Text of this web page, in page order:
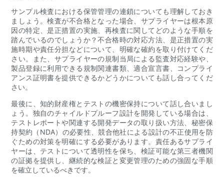
サンプル検査における保管管理の連鎖についても理解しておき
ましょう。検査が不合格となった場合、サプライヤーは根本原
因の特定、是正措置の実施、再検査に関してどのような手順を
踏んでいるのでしょうか？不合格時の対応方法、是正措置の実
施時期や責任分担などについて、明確な確約を取り付けてくだ
さい。また、サプライヤーの規制当局による監査対応経験や、
製品登録に利用できる規制関連書類、適合宣言書、コンプライ
アンス証明書を提供できるかどうかについても話し合ってくだ
さい。
最後に、知的財産権とテストの機密保持について話し合いまし
ょう。独自のチャイルドプルーフ設計を開発している場合は、
テストレポートや関連する開発データの取り扱い方法、秘密保
持契約（NDA）の必要性、競合他社による設計の不正使用を防
ぐための対策を明確にする必要があります。責任あるサプライ
ヤーは、テストについて透明性を保ち、検証可能な第三者機関
の証拠を提供し、継続的な検証と変更管理のための強固な手順
を確立しているべきです。